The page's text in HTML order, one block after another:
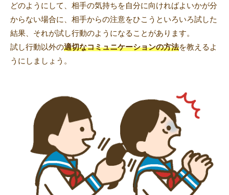
どのようにして、相手の気持ちを自分に向ければよいかが分
からない場合に、相手からの注意をひこうといろいろ試した
結果、それが試し行動のようになることがあります。
試し行動以外の適切なコミュニケーションの方法を教えるよ
うにしましょう。